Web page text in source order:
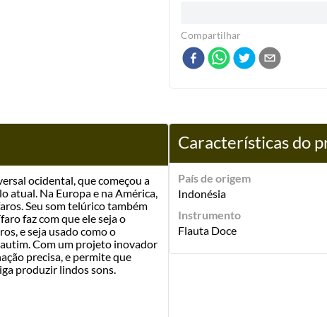
Compartilhar
ocidental, que começou a
atual. Na Europa e na América,
Seu som telúrico também
faz com que ele seja o
e seja usado como o
Com um projeto inovador
precisa, e permite que
produzir lindos sons.
Características do
País de origem
Indonésia
Instrumento
Flauta Doce